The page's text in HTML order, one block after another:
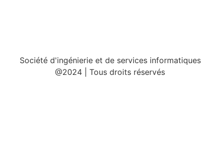
Société d'ingénierie et de services informatiques
@2024 | Tous droits réservés